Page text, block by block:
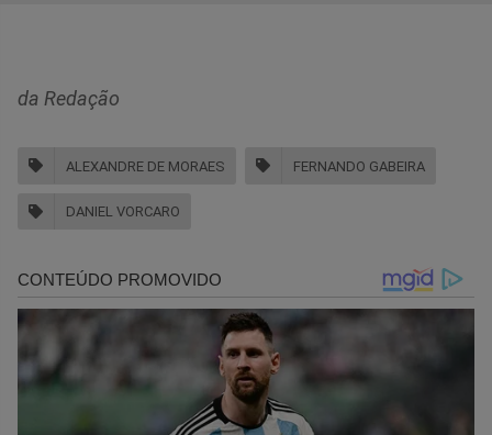
da Redação
ALEXANDRE DE MORAES FERNANDO GABEIRA
DANIEL VORCARO